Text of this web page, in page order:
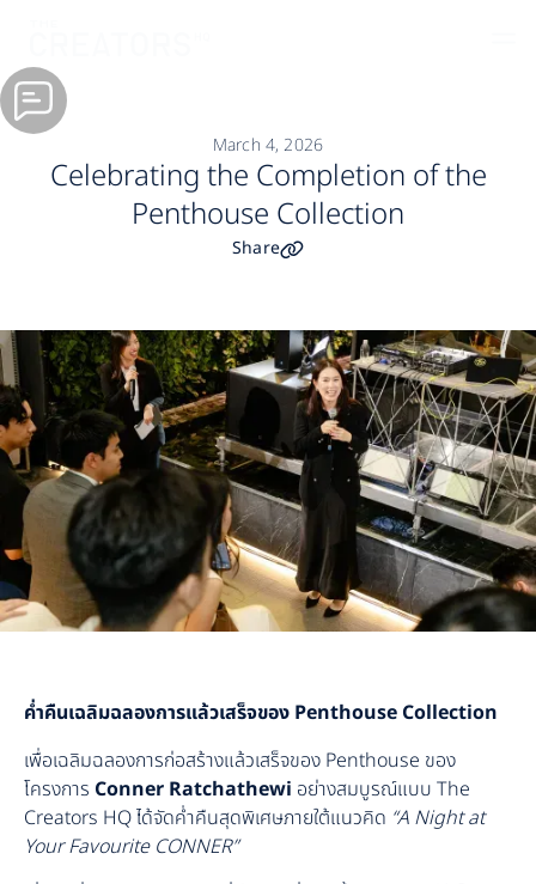
March 4, 2026
Celebrating the Completion of the
Penthouse Collection
Share
ค่ำคืนเฉลิมฉลองการแล้วเสร็จของ Penthouse Collection
เพื่อเฉลิมฉลองการก่อสร้างแล้วเสร็จของ Penthouse ของ
โครงการ Conner Ratchathewi อย่างสมบูรณ์แบบ The
Creators HQ ได้จัดค่ำคืนสุดพิเศษภายใต้แนวคิด “A Night at
Your Favourite CONNER”